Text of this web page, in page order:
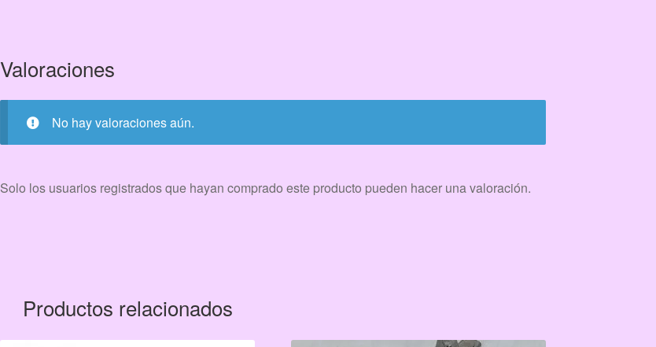
Valoraciones
No hay valoraciones aún.
Solo los usuarios registrados que hayan comprado este producto pueden hacer una valoración.
Productos relacionados